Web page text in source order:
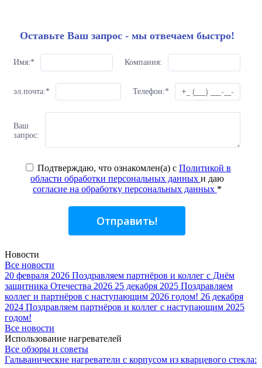
Оставьте Ваш запрос - мы отвечаем быстро!
Имя:* Компания:
эл.почта:* Телефон:*
Ваш
запрос:
Подтверждаю, что ознакомлен(а) с Политикой в
области обработки персональных данных и даю
согласие на обработку персональных данных *
Отправить!
Новости
Все новости
20 февраля 2026 Поздравляем партнёров и коллег с Днём
защитника Отечества 2026 25 декабря 2025 Поздравляем
коллег и партнёров с наступающим 2026 годом! 26 декабря
2024 Поздравляем партнёров и коллег с наступающим 2025
годом!
Все новости
Использование нагревателей
Все обзоры и советы
Гальванические нагреватели с корпусом из кварцевого стекла: